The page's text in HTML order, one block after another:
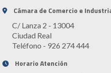
Cámara de Comercio e
C/ Lanza 2 - 13004
Ciudad Real
Teléfono - 926 274 444
Horario Atención